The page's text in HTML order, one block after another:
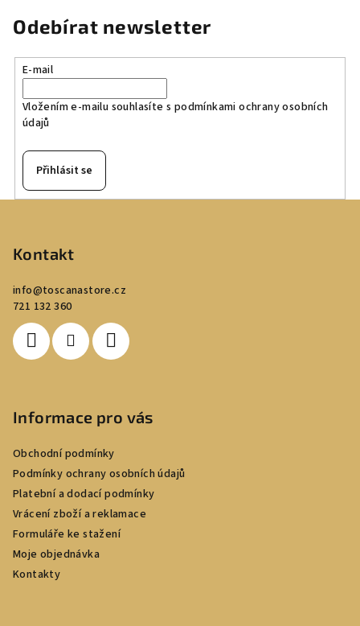
Odebírat newsletter
E-mail
Vložením e-mailu souhlasíte s podmínkami ochrany osobních
údajů
Přihlásit se
Kontakt
info@toscanastore.cz
721 132 360
Informace pro vás
Obchodní podmínky
Podmínky ochrany osobních údajů
Platební a dodací podmínky
Vrácení zboží a reklamace
Formuláře ke stažení
Moje objednávka
Kontakty